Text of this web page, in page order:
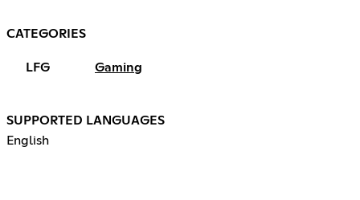
CATEGORIES
LFG Gaming
SUPPORTED LANGUAGES
English